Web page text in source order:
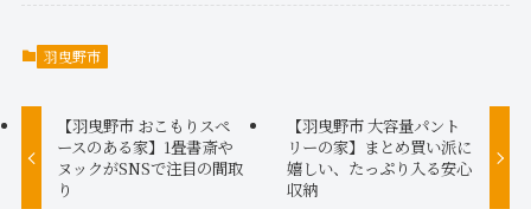
羽曳野市
【羽曳野市 おこもりスペ
ースのある家】1畳書斎や
ヌックがSNSで注目の間取
り
【羽曳野市 大容量パント
リーの家】まとめ買い派に
嬉しい、たっぷり入る安心
収納